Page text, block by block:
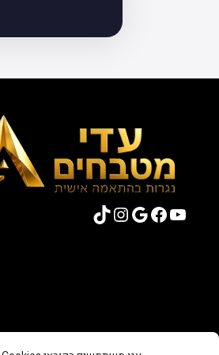
YouTube
Facebook
Google
Instagram
TikTok